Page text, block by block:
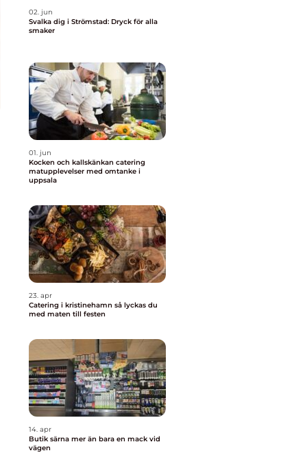
02. jun
Svalka dig i Strömstad: Dryck för alla
smaker
01. jun
Kocken och kallskänkan catering
matupplevelser med omtanke i
uppsala
23. apr
Catering i kristinehamn så lyckas du
med maten till festen
14. apr
Butik särna mer än bara en mack vid
vägen